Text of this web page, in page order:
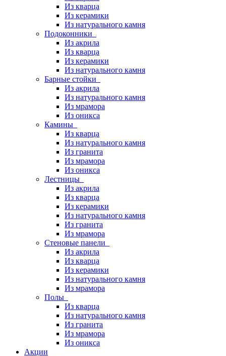
Из кварца
Из керамики
Из натурального камня
Подоконники
Из акрила
Из кварца
Из керамики
Из натурального камня
Барные стойки
Из акрила
Из натурального камня
Из мрамора
Из оникса
Камины
Из кварца
Из натурального камня
Из гранита
Из мрамора
Из оникса
Лестницы
Из акрила
Из кварца
Из керамики
Из натурального камня
Из гранита
Из мрамора
Стеновые панели
Из акрила
Из кварца
Из керамики
Из натурального камня
Из мрамора
Полы
Из кварца
Из натурального камня
Из гранита
Из мрамора
Из оникса
Акции